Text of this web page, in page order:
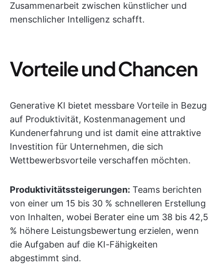
Zusammenarbeit zwischen künstlicher und
menschlicher Intelligenz schafft.
Vorteile und Chancen
Generative KI bietet messbare Vorteile in Bezug
auf Produktivität, Kostenmanagement und
Kundenerfahrung und ist damit eine attraktive
Investition für Unternehmen, die sich
Wettbewerbsvorteile verschaffen möchten.
Produktivitätssteigerungen: Teams berichten
von einer um 15 bis 30 % schnelleren Erstellung
von Inhalten, wobei Berater eine um 38 bis 42,5
% höhere Leistungsbewertung erzielen, wenn
die Aufgaben auf die KI-Fähigkeiten
abgestimmt sind.